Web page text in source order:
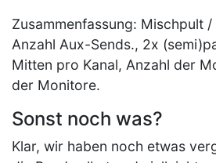
Zusammenfassung: Mischpult /
Anzahl Aux-Sends., 2x
Mitten pro Kanal, Anzahl der
der Monitore.
Sonst noch was?
Klar, wir haben noch etwas